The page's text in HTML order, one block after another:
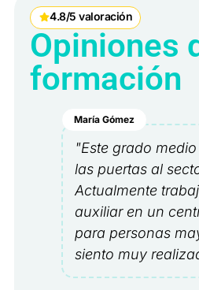
4.8/5 valoración
Opiniones
formación
María Gómez
"Este grado
las puertas al
Actualmente
auxiliar en un
para personas
siento muy